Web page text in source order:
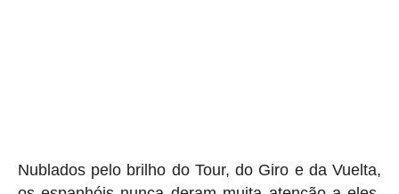
Nublados pelo brilho do Tour, do Giro e da Vuelta,